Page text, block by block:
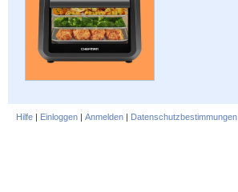
Hilfe | Einloggen | Anmelden | Datenschutzbestimmungen